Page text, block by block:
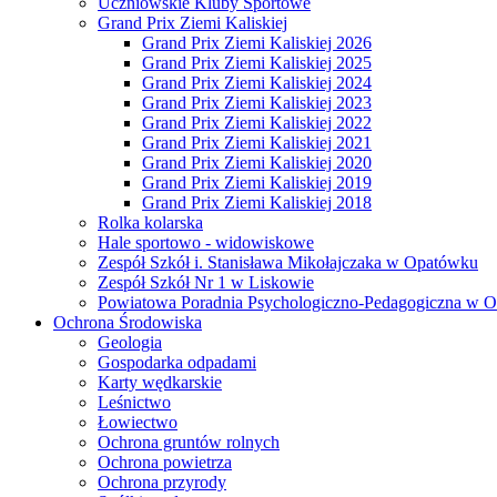
Grand Prix Ziemi Kaliskiej
Grand Prix Ziemi Kaliskiej 2026
Grand Prix Ziemi Kaliskiej 2025
Grand Prix Ziemi Kaliskiej 2024
Grand Prix Ziemi Kaliskiej 2023
Grand Prix Ziemi Kaliskiej 2022
Grand Prix Ziemi Kaliskiej 2021
Grand Prix Ziemi Kaliskiej 2020
Grand Prix Ziemi Kaliskiej 2019
Grand Prix Ziemi Kaliskiej 2018
Rolka kolarska
Hale sportowo - widowiskowe
Zespół Szkół i. Stanisława Mikołajczaka w Opatówku
Zespół Szkół Nr 1 w Liskowie
Powiatowa Poradnia Psychologiczno-Pedagogiczna w
Ochrona Środowiska
Geologia
Gospodarka odpadami
Karty wędkarskie
Leśnictwo
Łowiectwo
Ochrona gruntów rolnych
Ochrona powietrza
Ochrona przyrody